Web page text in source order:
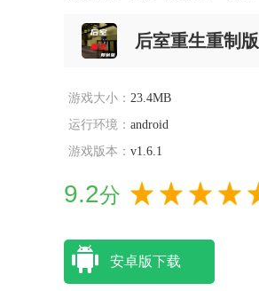
后室重生重制版
游戏大小： 23.4MB
运行环境： android
游戏版本： v1.6.1
9.2分
安卓版下载